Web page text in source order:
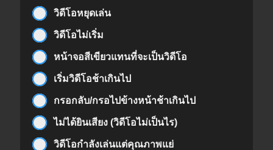
วิดีโอหยุดเล่น
วิดีโอไม่เริ่ม
หน้าจอสีเขียวแทนที่จะเป็นวิดีโอ
เริ่มวิดีโอช้าเกินไป
กรอกลับ/กรอไปข้างหน้าช้าเกินไป
ไม่ได้ยินเสียง (วิดีโอไม่เป็นไร)
วิดีโอกำลังเล่นแต่คุณภาพแย่